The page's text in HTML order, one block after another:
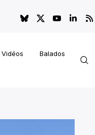
Vidéos Balados